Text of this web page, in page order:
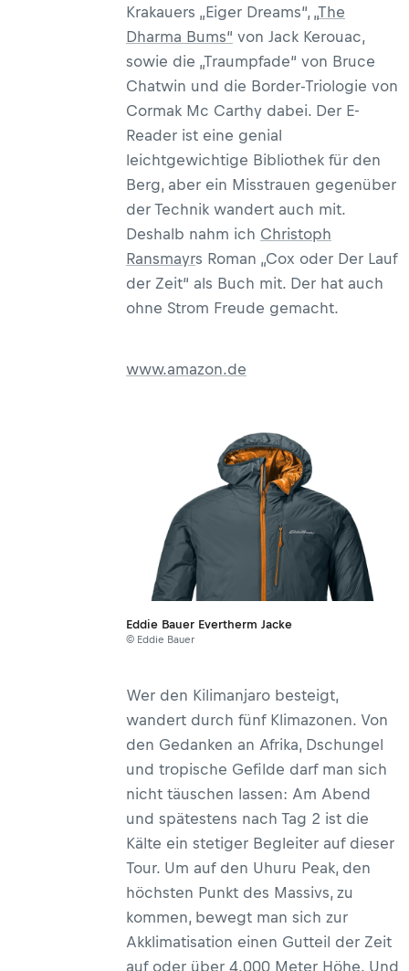
Krakauers „Eiger Dreams“, „The
Dharma Bums“ von Jack Kerouac,
sowie die „Traumpfade“ von Bruce
Chatwin und die Border-Triologie von
Cormak Mc Carthy dabei. Der E-
Reader ist eine genial
leichtgewichtige Bibliothek für den
Berg, aber ein Misstrauen gegenüber
der Technik wandert auch mit.
Deshalb nahm ich Christoph
Ransmayrs Roman „Cox oder Der Lauf
der Zeit“ als Buch mit. Der hat auch
ohne Strom Freude gemacht.
www.amazon.de
Eddie Bauer Evertherm Jacke
© Eddie Bauer
Wer den Kilimanjaro besteigt,
wandert durch fünf Klimazonen. Von
den Gedanken an Afrika, Dschungel
und tropische Gefilde darf man sich
nicht täuschen lassen: Am Abend
und spätestens nach Tag 2 ist die
Kälte ein stetiger Begleiter auf dieser
Tour. Um auf den Uhuru Peak, den
höchsten Punkt des Massivs, zu
kommen, bewegt man sich zur
Akklimatisation einen Gutteil der Zeit
auf oder über 4.000 Meter Höhe. Und